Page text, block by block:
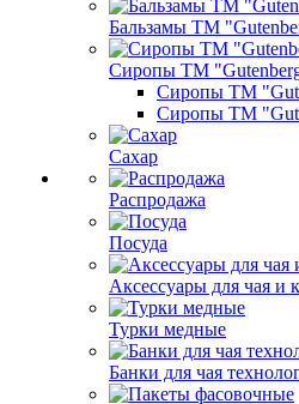
Бальзамы ТМ
Сиропы ТМ
Сиропы ТМ
Сиропы ТМ
Сахар
Распродажа
Посуда
Аксессуары для чая и
Турки медные
Банки для чая